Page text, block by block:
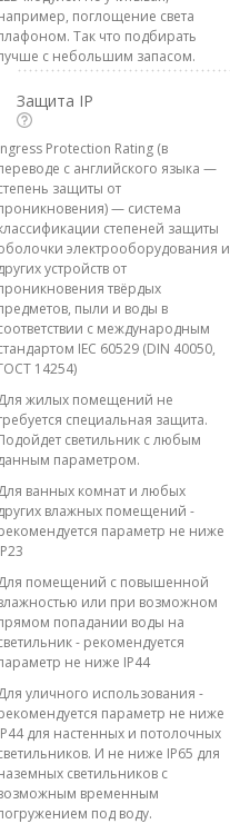
поглощение света
Так что подбирать
с небольшим запасом.
Защита IP
Protection Rating (в
с английского языка —
защиты от
— система
степеней защиты
электрооборудования и
устройств от
твёрдых
пыли и воды в
с международным
IEC 60529 (DIN 40050,
14254)
жилых помещений не
специальная защита.
светильник с любым
параметром.
ванных комнат и любых
влажных помещений -
параметр не ниже
помещений с повышенной
или при возможном
попадании воды на
- рекомендуется
не ниже IP44
уличного использования -
параметр не ниже
для настенных и потолочных
И не ниже IP65 для
светильников с
временным
под воду.